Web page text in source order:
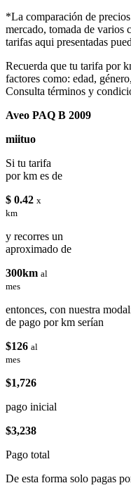
*La comparación de
mercado, tomada de varios
tarifas aqui presentadas
Recuerda que tu tarifa por
factores como: edad,
Consulta términos y
Aveo PAQ B 2009
miituo
Si tu tarifa
por km es de
$ 0.42 x
km
y recorres un
aproximado de
300km al
mes
entonces, con nuestra
de pago por km serían
$126 al
mes
$1,726
pago inicial
$3,238
Pago total
De esta forma solo pagas